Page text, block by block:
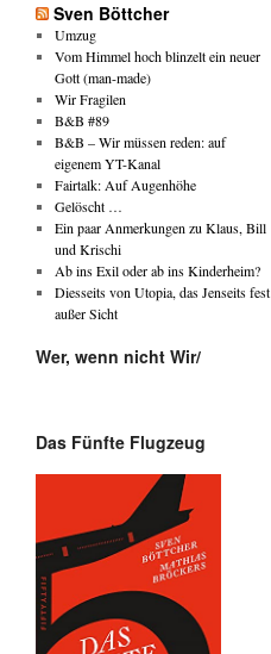
Sven Böttcher
Umzug
Vom Himmel hoch blinzelt ein neuer
Gott (man-made)
Wir Fragilen
B&B #89
B&B – Wir müssen reden: auf
eigenem YT-Kanal
Fairtalk: Auf Augenhöhe
Gelöscht …
Ein paar Anmerkungen zu Klaus, Bill
und Krischi
Ab ins Exil oder ab ins Kinderheim?
Diesseits von Utopia, das Jenseits fest
außer Sicht
Wer, wenn nicht Wir/
Das Fünfte Flugzeug